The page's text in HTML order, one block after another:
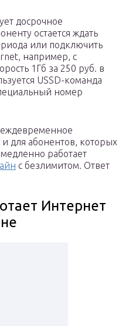
досрочное
остается ждать
или подключить
например, с
1Гб за 250 руб. в
USSD-команда
номер
для абонентов, которых
работает
с безлимитом. Ответ
Интернет